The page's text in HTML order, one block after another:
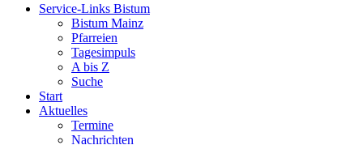
Service-Links Bistum
Bistum Mainz
Pfarreien
Tagesimpuls
A bis Z
Suche
Start
Aktuelles
Termine
Nachrichten